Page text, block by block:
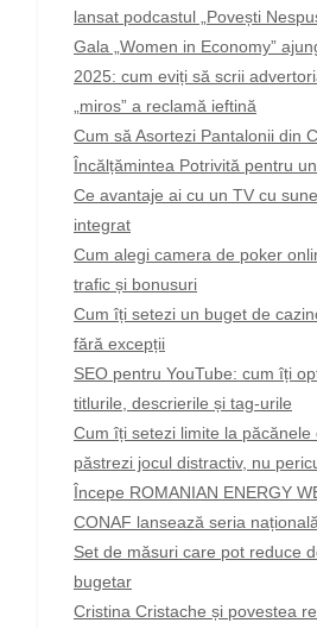
lansat podcastul „Povești
Gala „Women in Economy”
2025: cum eviți să scrii
„miros” a reclamă ieftină
Cum să Asortezi Pantalonii din
Încălțămintea Potrivită pentru
Ce avantaje ai cu un TV cu
integrat
Cum alegi camera de poker
trafic și bonusuri
Cum îți setezi un buget de
fără excepții
SEO pentru YouTube: cum îți
titlurile, descrierile și tag-urile
Cum îți setezi limite la păcănele
păstrezi jocul distractiv, nu
Începe ROMANIAN ENERGY
CONAF lansează seria
Set de măsuri care pot reduce
bugetar
Cristina Cristache și povestea